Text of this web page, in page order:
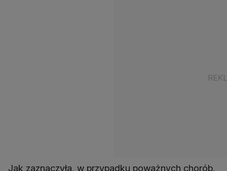
Jak zaznaczyła, w przypadku poważnych chorób,